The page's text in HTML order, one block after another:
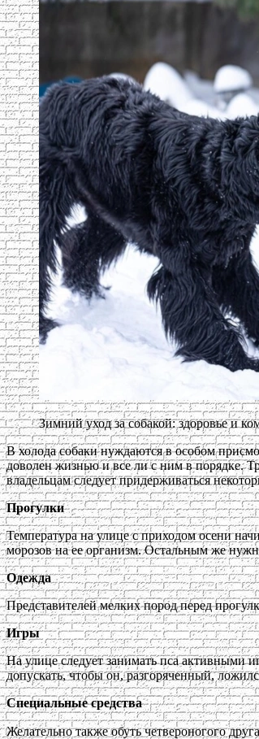
Зимний уход за собакой: здоровье и
В холода собаки нуждаются в особом
доволен жизнью и все ли с ним в порядке.
владельцам следует придерживаться
Прогулки
Температура на улице с приходом осени
морозов на ее организм. Остальным же
Одежда
Представителей мелких пород перед
Игры
На улице следует занимать пса активными
допускать, чтобы он, разгоряченный,
Специальные средства
Желательно также обуть четвероногого